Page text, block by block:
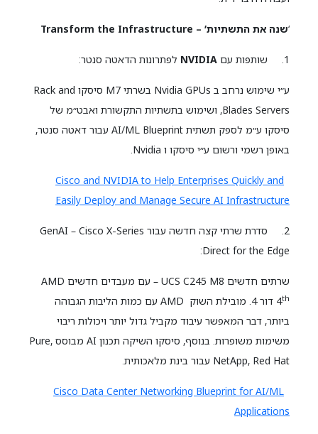
‘שנה את התשתיות’ – Transform the Infrastructure
1. שותפות עם NVIDIA לפתרונות הדאטה סנטר:
ע״י שימוש נרחב ב Nvidia GPUs בשרתי M7 סיסקו Rack and
Blades Servers, ושימוש בתשתיות התקשורת ואבט״מ של
סיסקו ע״מ לספק תשתית AI/ML Blueprint עבור דאטה סנטר,
באופן רשמי ורשום ע״י סיסקו ו Nvidia.
Cisco and NVIDIA to Help Enterprises Quickly and
Easily Deploy and Manage Secure AI Infrastructure
2. סדרת שרתי קצה חדשה עבור GenAI – Cisco X-Series
Direct for the Edge:
שרתים חדשים UCS C245 M8 – עם מעבדים חדשים AMD
4th
דור 4. מובילת השוק AMD עם כמות הליבות הגבוהה
ביותר, דבר המאפשר עיבוד מקביל גדול יותר ויכולות ריבוי
משימות משופרות. בנוסף, סיסקו השיקה תכנון AI מבוסס Pure,
NetApp, Red Hat עבור בינת מלאכותית.
Cisco Data Center Networking Blueprint for AI/ML
Applications